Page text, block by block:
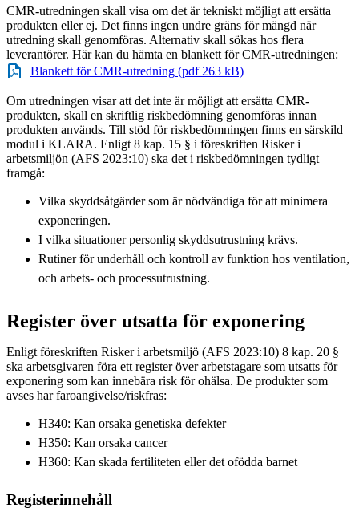
CMR-utredningen skall visa om det är tekniskt möjligt att ersätta
produkten eller ej. Det finns ingen undre gräns för mängd när
utredning skall genomföras. Alternativ skall sökas hos flera
leverantörer. Här kan du hämta en blankett för CMR-utredningen:
Blankett för CMR-utredning (pdf 263 kB)
Om utredningen visar att det inte är möjligt att ersätta CMR-
produkten, skall en skriftlig riskbedömning genomföras innan
produkten används. Till stöd för riskbedömningen finns en särskild
modul i KLARA. Enligt 8 kap. 15 § i föreskriften Risker i
arbetsmiljön (AFS 2023:10) ska det i riskbedömningen tydligt
framgå:
Vilka skyddsåtgärder som är nödvändiga för att minimera
exponeringen.
I vilka situationer personlig skyddsutrustning krävs.
Rutiner för underhåll och kontroll av funktion hos ventilation,
och arbets- och processutrustning.
Register över utsatta för exponering
Enligt föreskriften Risker i arbetsmiljö (AFS 2023:10) 8 kap. 20 §
ska arbetsgivaren föra ett register över arbetstagare som utsatts för
exponering som kan innebära risk för ohälsa. De produkter som
avses har faroangivelse/riskfras:
H340: Kan orsaka genetiska defekter
H350: Kan orsaka cancer
H360: Kan skada fertiliteten eller det ofödda barnet
Registerinnehåll